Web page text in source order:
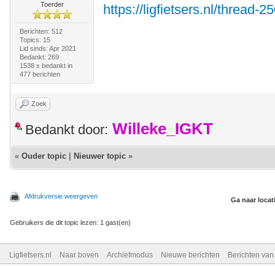
Toerder
Berichten: 512
Topics: 15
Lid sinds: Apr 2021
Bedankt: 269
1538 x bedankt in
477 berichten
https://ligfietsers.nl/thread-
Zoek
Bedankt door: Willeke_IGKT
« Ouder topic Nieuwer topic »
Afdrukversie weergeven Ga naar
Gebruikers die dit topic lezen: 1 gast(en)
Ligfietsers.nl Naar boven Archiefmodus Nieuwe berichten Berichten